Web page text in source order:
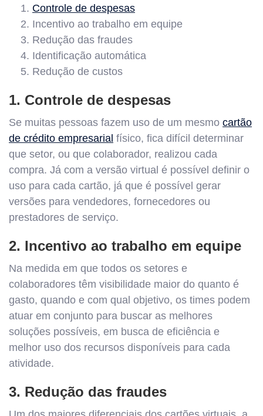
Controle de despesas
Incentivo ao trabalho em equipe
Redução das fraudes
Identificação automática
Redução de custos
1. Controle de despesas
Se muitas pessoas fazem uso de um mesmo cartão
de crédito empresarial físico, fica difícil determinar
que setor, ou que colaborador, realizou cada
compra. Já com a versão virtual é possível definir o
uso para cada cartão, já que é possível gerar
versões para vendedores, fornecedores ou
prestadores de serviço.
2. Incentivo ao trabalho em equipe
Na medida em que todos os setores e
colaboradores têm visibilidade maior do quanto é
gasto, quando e com qual objetivo, os times podem
atuar em conjunto para buscar as melhores
soluções possíveis, em busca de eficiência e
melhor uso dos recursos disponíveis para cada
atividade.
3. Redução das fraudes